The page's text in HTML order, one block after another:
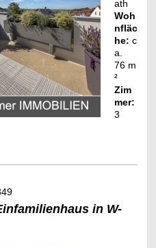
ath
Woh
nfläc
he: c
a.
76 m
²
Zim
mer:
3
in W-